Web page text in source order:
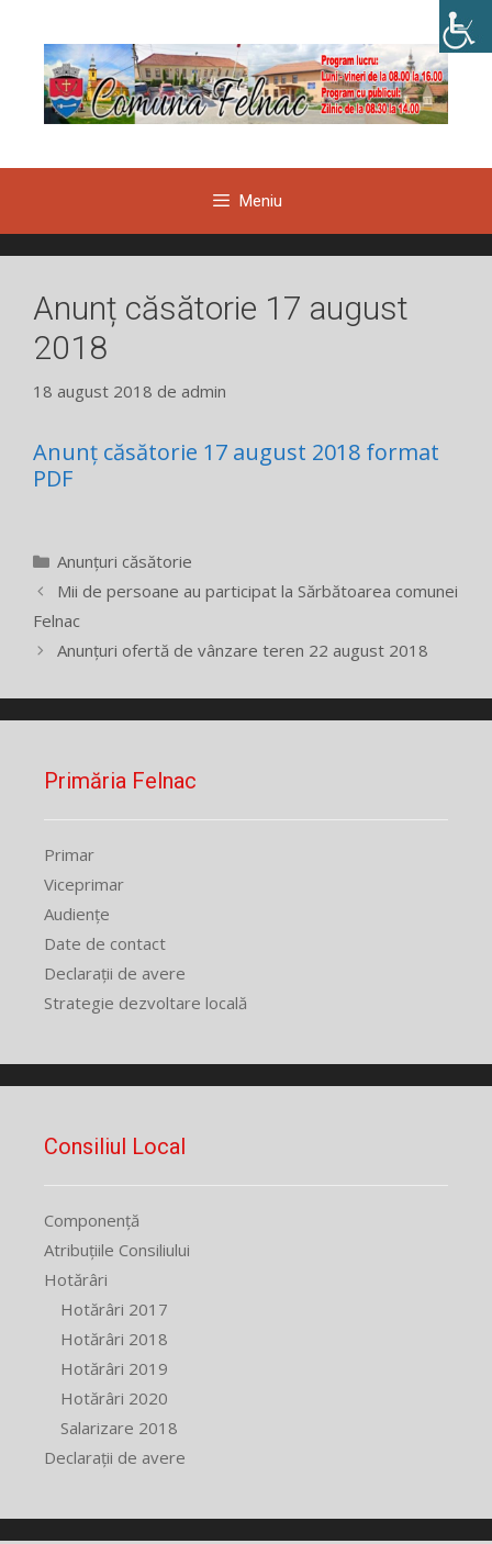
conținut
Meniu
Anunț căsătorie 17 august
2018
18 august 2018 de admin
Anunț căsătorie 17 august 2018 format
PDF
Categorii
Anunțuri căsătorie
Mii de persoane au participat la Sărbătoarea comunei
Felnac
Anunțuri ofertă de vânzare teren 22 august 2018
Primăria Felnac
Primar
Viceprimar
Audiențe
Date de contact
Declarații de avere
Strategie dezvoltare locală
Consiliul Local
Componență
Atribuțiile Consiliului
Hotărâri
Hotărâri 2017
Hotărâri 2018
Hotărâri 2019
Hotărâri 2020
Salarizare 2018
Declarații de avere